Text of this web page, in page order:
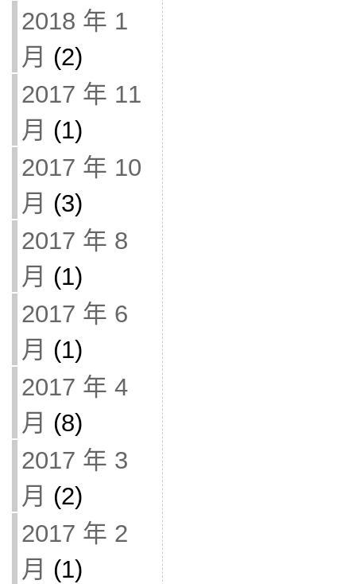
2018 年 1
月 (2)
2017 年 11
月 (1)
2017 年 10
月 (3)
2017 年 8
月 (1)
2017 年 6
月 (1)
2017 年 4
月 (8)
2017 年 3
月 (2)
2017 年 2
月 (1)